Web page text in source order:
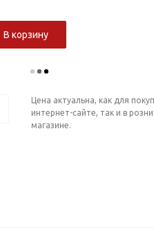
В корзину
от 537 ₽
Цена актуальна, как для
интернет-сайте, так и в